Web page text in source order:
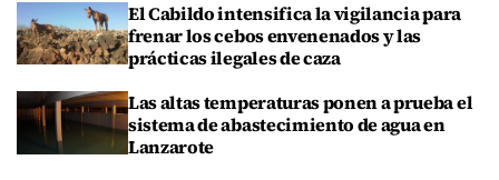
El Cabildo intensifica la vigilancia para
frenar los cebos envenenados y las
prácticas ilegales de caza
Las altas temperaturas ponen a prueba el
sistema de abastecimiento de agua en
Lanzarote